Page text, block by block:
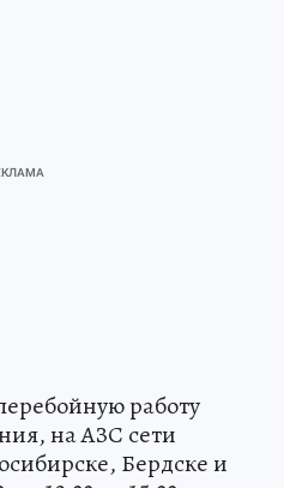
работу
на АЗС сети
Бердске и